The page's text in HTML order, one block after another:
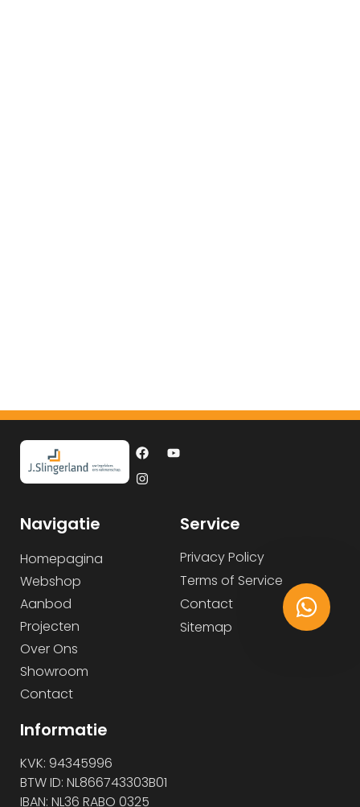
Navigatie
Homepagina
Webshop
Aanbod
Projecten
Over Ons
Showroom
Contact
Service
Privacy Policy
Terms of Service
Contact
Sitemap
Informatie
KVK: 94345996
BTW ID: NL866743303B01
IBAN: NL36 RABO 0325